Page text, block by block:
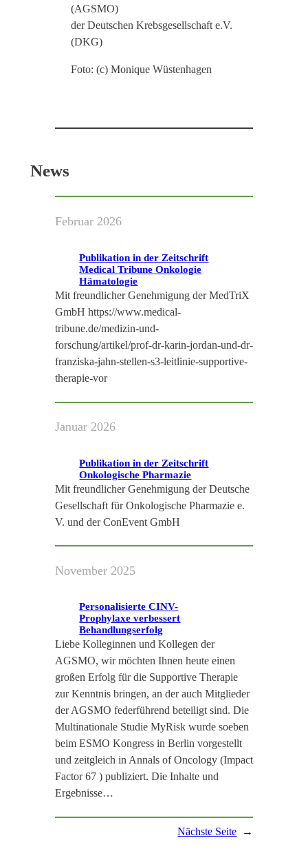
(AGSMO)
der Deutschen Krebsgesellschaft e.V.
(DKG)
Foto: (c) Monique Wüstenhagen
News
Februar 2026
Publikation in der Zeitschrift
Medical Tribune Onkologie
Hämatologie
Mit freundlicher Genehmigung der MedTriX
GmbH https://www.medical-
tribune.de/medizin-und-
forschung/artikel/prof-dr-karin-jordan-und-dr-
franziska-jahn-stellen-s3-leitlinie-supportive-
therapie-vor
Januar 2026
Publikation in der Zeitschrift
Onkologische Pharmazie
Mit freundlicher Genehmigung der Deutsche
Gesellschaft für Onkologische Pharmazie e.
V. und der ConEvent GmbH
November 2025
Personalisierte CINV-
Prophylaxe verbessert
Behandlungserfolg
Liebe Kolleginnen und Kollegen der
AGSMO, wir möchten Ihnen heute einen
großen Erfolg für die Supportive Therapie
zur Kenntnis bringen, an der auch Mitglieder
der AGSMO federführend beteiligt sind. Die
Multinationale Studie MyRisk wurde soeben
beim ESMO Kongress in Berlin vorgestellt
und zeitgleich in Annals of Oncology (Impact
Factor 67 ) publiziert. Die Inhalte und
Ergebnisse…
Nächste Seite →